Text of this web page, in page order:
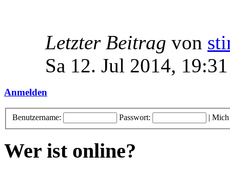
Letzter Beitrag von
Sa 12. Jul 2014, 19:31
Anmelden
Benutzername: Passwort: | Mich
Wer ist online?